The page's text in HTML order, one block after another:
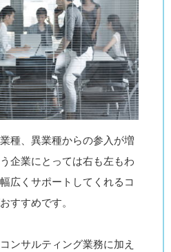
種、異業種からの参入が増
企業にとっては右も左もわ
広くサポートしてくれるコ
すすめです。
ンサルティング業務に加え